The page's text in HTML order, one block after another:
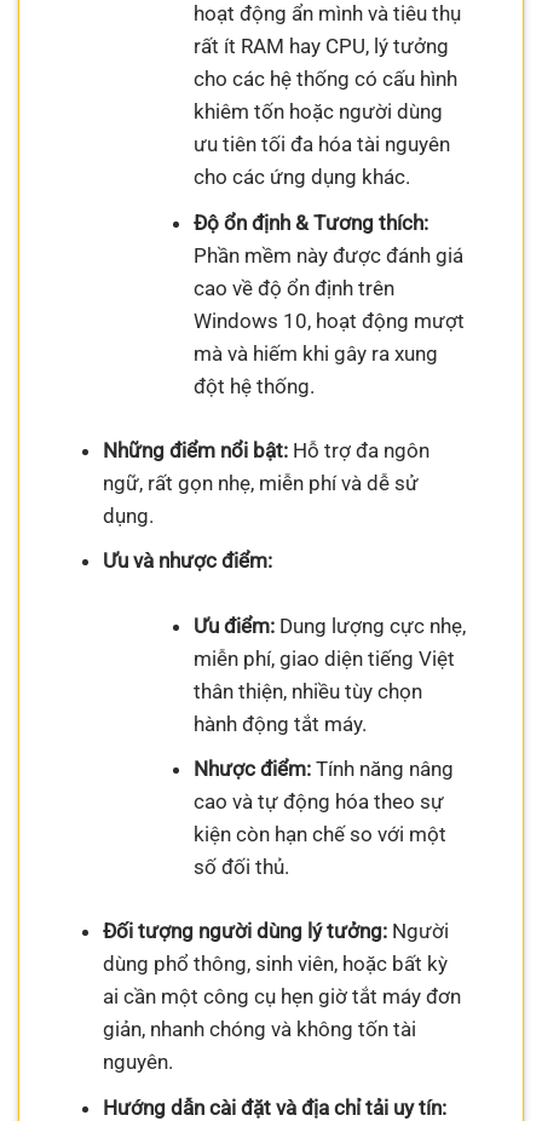
hoạt động ẩn mình và tiêu thụ
rất ít RAM hay CPU, lý tưởng
cho các hệ thống có cấu hình
khiêm tốn hoặc người dùng
ưu tiên tối đa hóa tài nguyên
cho các ứng dụng khác.
Độ ổn định & Tương thích:
Phần mềm này được đánh giá
cao về độ ổn định trên
Windows 10, hoạt động mượt
mà và hiếm khi gây ra xung
đột hệ thống.
Những điểm nổi bật:Hỗ trợ đa ngôn
ngữ, rất gọn nhẹ, miễn phí và dễ sử
dụng.
Ưu và nhược điểm:
Ưu điểm:Dung lượng cực nhẹ,
miễn phí, giao diện tiếng Việt
thân thiện, nhiều tùy chọn
hành động tắt máy.
Nhược điểm:Tính năng nâng
cao và tự động hóa theo sự
kiện còn hạn chế so với một
số đối thủ.
Đối tượng người dùng lý tưởng:Người
dùng phổ thông, sinh viên, hoặc bất kỳ
ai cần một công cụ hẹn giờ tắt máy đơn
giản, nhanh chóng và không tốn tài
nguyên.
Hướng dẫn cài đặt và địa chỉ tải uy tín: